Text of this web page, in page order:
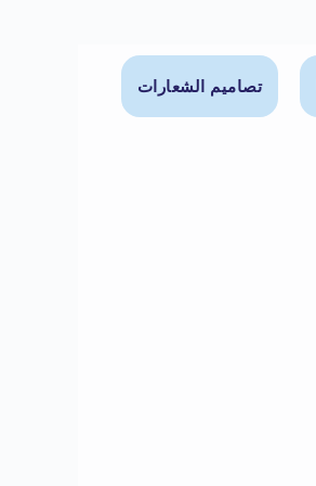
تصاميم الشعارات